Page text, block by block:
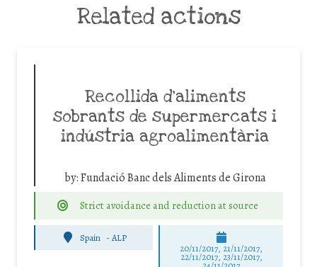
Related actions
Recollida d’aliments
sobrants de supermercats i
indústria agroalimentària
by:Fundació Banc dels Aliments de Girona
Strict avoidance and reduction at source
Spain -ALP
20/11/2017, 21/11/2017,
22/11/2017, 23/11/2017,